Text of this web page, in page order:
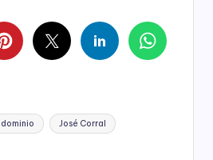
José Corral